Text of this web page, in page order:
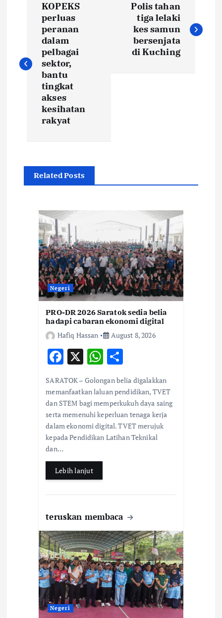
t
g
KOPEKS
perluas
peranan
dalam
pelbagai
sektor,
bantu
tingkat
akses
kesihatan
rakyat
Polis tahan
tiga lelaki
kes samun
bersenjata
di Kuching
Related Posts
Negeri
PRO-DR 2026 Saratok sedia belia
hadapi cabaran ekonomi digital
Hafiq Hassan
August 8, 2026
F
ac
e
b
o
o
X W
at
s
A
p
h
ar
e
SARATOK – Golongan belia digalakkan
memanfaatkan laluan pendidikan, TVET
dan STEM bagi memperkukuh daya saing
serta memenuhi keperluan tenaga kerja
dalam ekonomi digital. TVET merujuk
kepada Pendidikan Latihan Teknikal
dan…
Lebih lanjut
teruskan membaca
Negeri